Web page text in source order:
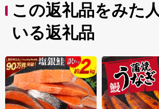
癒します。
皆さまからのご寄附は、この大切な自然
承、地域のにぎわいづくり、未来を担う
自然と向き合い、未来へつなぐまち・
援してください。
この返礼品をみた
いる返礼品